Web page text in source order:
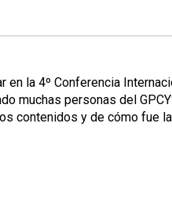
la 4º Conferencia
muchas personas del
contenidos y de cómo fue